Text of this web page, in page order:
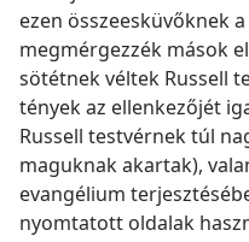
ezen összeesküvőknek
megmérgezzék mások
sötétnek véltek Russell
tények az ellenkezőjét
Russell testvérnek túl
maguknak akartak),
evangélium
nyomtatott oldalak